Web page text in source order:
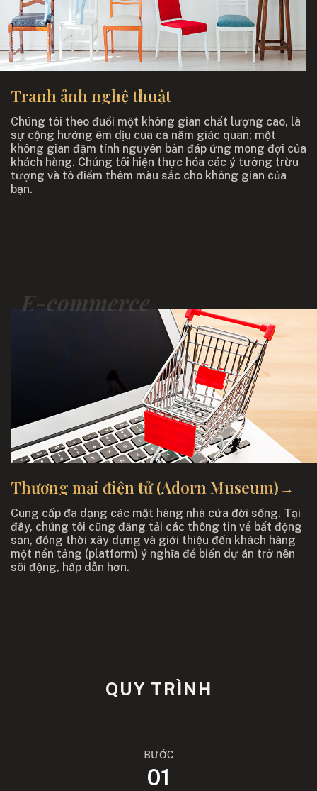
Tranh ảnh nghệ thuật
Chúng tôi theo đuổi một không gian chất lượng cao, là
sự cộng hưởng êm dịu của cả năm giác quan; một
không gian đậm tính nguyên bản đáp ứng mong đợi của
khách hàng. Chúng tôi hiện thực hóa các ý tưởng trừu
tượng và tô điểm thêm màu sắc cho không gian của
bạn.
E-commerce
Thương mại điện tử (Adorn Museum)→
Cung cấp đa dạng các mặt hàng nhà cửa đời sống. Tại
đây, chúng tôi cũng đăng tải các thông tin về bất động
sản, đồng thời xây dựng và giới thiệu đến khách hàng
một nền tảng (platform) ý nghĩa để biến dự án trở nên
sôi động, hấp dẫn hơn.
QUY TRÌNH
BƯỚC
01